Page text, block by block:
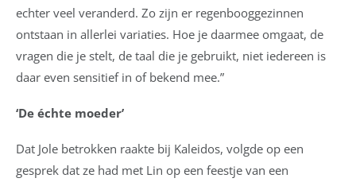
echter veel veranderd. Zo zijn er regenbooggezinnen
ontstaan in allerlei variaties. Hoe je daarmee omgaat, de
vragen die je stelt, de taal die je gebruikt, niet iedereen is
daar even sensitief in of bekend mee.”
‘De échte moeder’
Dat Jole betrokken raakte bij Kaleidos, volgde op een
gesprek dat ze had met Lin op een feestje van een